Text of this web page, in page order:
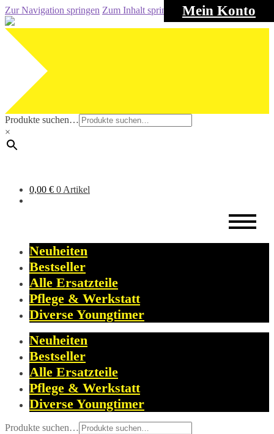
Mein Konto
Zur Navigation springen Zum Inhalt springen
Produkte suchen…
×
0,00 € 0 Artikel
Neuheiten
Bestseller
Alle Ersatzteile
Pflege & Werkstatt
Diverse Youngtimer
Neuheiten
Bestseller
Alle Ersatzteile
Pflege & Werkstatt
Diverse Youngtimer
Produkte suchen…